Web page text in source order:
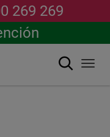
269 269
搜索